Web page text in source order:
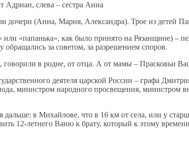
Адриан, слева – сестра Анна
(Анна, Мария, Александра). Трое из детей
«папанька», как было принято на Рязанщине) –
за советом, за разрешением споров.
в родне, от отца. А от мамы – Прасковьи
деятеля царской России – графа
министром народного просвещения, министром
в Михайлове, что в 16 км от села, или у
12-летнего Ваню к брату, который к этому